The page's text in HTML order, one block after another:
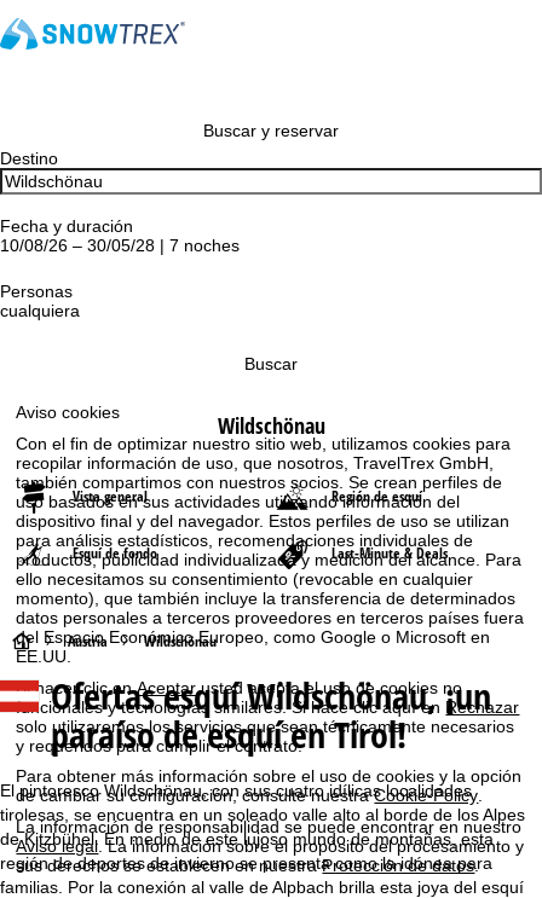
Aviso cookies
Con el fin de optimizar nuestro sitio web, utilizamos cookies para
recopilar información de uso, que nosotros, TravelTrex GmbH,
también compartimos con nuestros socios. Se crean perfiles de
uso basados en sus actividades utilizando información del
dispositivo final y del navegador. Estos perfiles de uso se utilizan
para análisis estadísticos, recomendaciones individuales de
productos, publicidad individualizada y medición del alcance. Para
ello necesitamos su consentimiento (revocable en cualquier
momento), que también incluye la transferencia de determinados
datos personales a terceros proveedores en terceros países fuera
del Espacio Económico Europeo, como Google o Microsoft en
EE.UU.
Al hacer clic enAceptarusted acepta el uso de cookies no
funcionales y tecnologías similares. Si hace clic aquí en Rechazar
solo utilizaremos los servicios que sean técnicamente necesarios
y requeridos para cumplir el contrato.
Para obtener más información sobre el uso de cookies y la opción
de cambiar su configuración, consulte nuestraCookie-Policy
La información de responsabilidad se puede encontrar en nuestro
Aviso legal . La información sobre el propósito del procesamiento y
sus derechos se establecen en nuestraProtección de datos.
Buscar y reservar
Destino
Fecha y duración
10/08/26 – 30/05/28 | 7 noches
Personas
cualquiera
Buscar
Wildschönau
Vista general Región de esquí
Esquí de fondo Last-Minute & Deals
P
á
g
i
n
a
Austria Wildschönau
Ofertas esquí Wildschönau, ¡un
paraíso de esquí en Tirol!
El pintoresco Wildschönau, con sus cuatro idílicas localidades
tirolesas, se encuentra en un soleado valle alto al borde de los Alpes
de Kitzbühel. En medio de este lujoso mundo de montañas, esta
región de deportes de invierno se presenta como la idónea para
familias. Por la conexión al valle de Alpbach brilla esta joya del esquí